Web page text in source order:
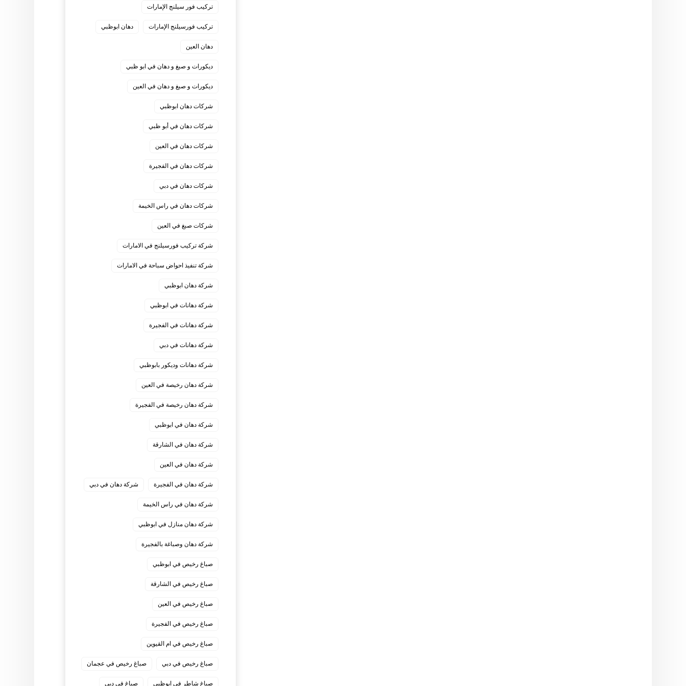
تركيب فور سيلنج الإمارات
تركيب فورسيلنج الإمارات دهان ابوظبي
دهان العين
ديكورات و صبغ و دهان في ابو ظبي
ديكورات و صبغ و دهان في العين
شركات دهان ابوظبي
شركات دهان في أبو ظبي
شركات دهان في العين
شركات دهان في الفجيرة
شركات دهان في دبي
شركات دهان في راس الخيمة
شركات صبغ في العين
شركة تركيب فورسيلنج في الامارات
شركة تنفيذ احواض سباحة في الامارات
شركة دهان ابوظبي
شركة دهانات في ابوظبي
شركة دهانات في الفجيرة
شركة دهانات في دبي
شركة دهانات وديكور بابوظبي
شركة دهان رخيصة في العين
شركة دهان رخيصة في الفجيرة
شركة دهان في ابوظبي
شركة دهان في الشارقة
شركة دهان في العين
شركة دهان في الفجيرة شركة دهان في دبي
شركة دهان في راس الخيمة
شركة دهان منازل في ابوظبي
شركة دهان وصباغة بالفجيرة
صباغ رخيص في ابوظبي
صباغ رخيص في الشارقة
صباغ رخيص في العين
صباغ رخيص في الفجيرة
صباغ رخيص في ام القيوين
صباغ رخيص في دبي صباغ رخيص في عجمان
صباغ شاطر في ابوظبي صباغ في دبي